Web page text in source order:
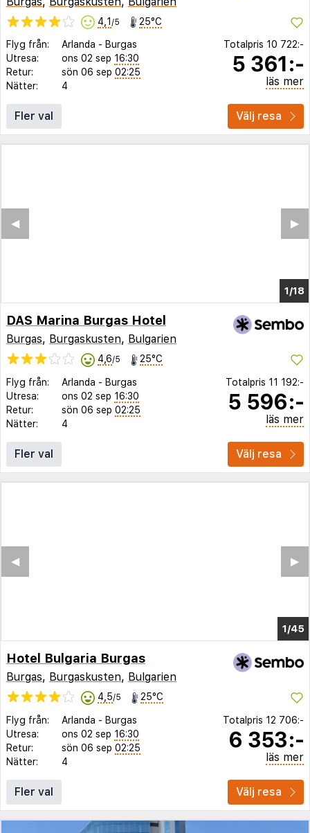
4,1 /5 25°C
Flyg från: Arlanda - Burgas
Utresa:
ons 02 sep 16:30
Retur:
sön 06 sep 02:25
Nätter:
4
Totalpris 10 722:-
5 361:-
läs mer
Fler val Välj resa
1/18
▶︎
◀︎
DAS Marina Burgas Hotel
Burgas, Burgaskusten, Bulgarien
4,6/5 25°C
Flyg från: Arlanda - Burgas
Utresa:
ons 02 sep 16:30
Retur:
sön 06 sep 02:25
Nätter:
4
Totalpris 11 192:-
5 596:-
läs mer
Fler val Välj resa
1/45
▶︎
◀︎
Hotel Bulgaria Burgas
Burgas, Burgaskusten, Bulgarien
4,5/5 25°C
Flyg från: Arlanda - Burgas
Utresa:
ons 02 sep 16:30
Retur:
sön 06 sep 02:25
Nätter:
4
Totalpris 12 706:-
6 353:-
läs mer
Fler val Välj resa